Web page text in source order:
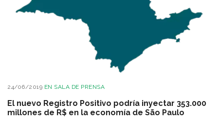
24/06/2019 EN SALA DE PRENSA
El nuevo Registro Positivo podría inyectar 353.000
millones de R$ en la economía de São Paulo